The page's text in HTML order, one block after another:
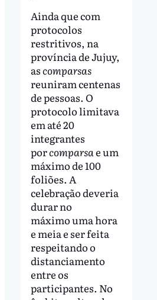
Ainda que com
protocolos
restritivos, na
província de Jujuy,
ascomparsas
reuniram centenas
de pessoas. O
protocolo limitava
em até 20
integrantes
porcomparsa e um
máximo de 100
foliões. A
celebração deveria
durar no
máximo uma hora
e meia e ser feita
respeitando o
distanciamento
entre os
participantes. No